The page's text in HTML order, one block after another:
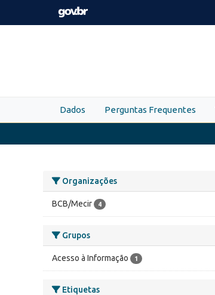
Skip to main content
Dados Perguntas Frequentes
Organizações
BCB/Mecir 4
Grupos
Acesso à Informação 1
Etiquetas